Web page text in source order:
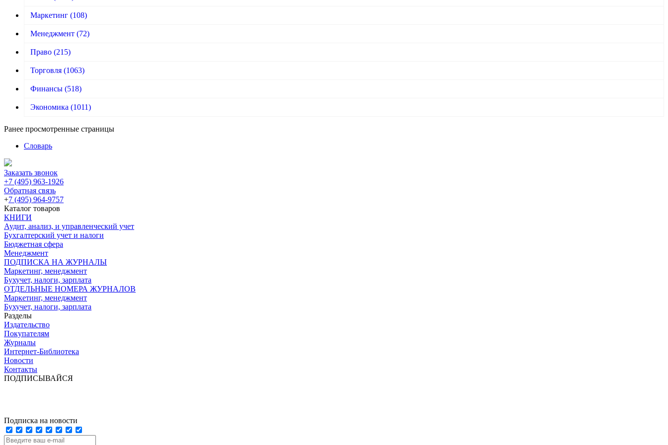
Маркетинг (108)
Менеджмент (72)
Право (215)
Торговля (1063)
Финансы (518)
Экономика (1011)
Ранее просмотренные страницы
Словарь
Заказать звонок
+7 (495) 963-1926
Обратная связь
+7 (495) 964-9757
Каталог товаров
КНИГИ
Аудит, анализ, и управленческий учет
Бухгалтерский учет и налоги
Бюджетная сфера
Менеджмент
ПОДПИСКА НА ЖУРНАЛЫ
Маркетинг, менеджмент
Бухучет, налоги, зарплата
ОТДЕЛЬНЫЕ НОМЕРА ЖУРНАЛОВ
Маркетинг, менеджмент
Бухучет, налоги, зарплата
Разделы
Издательство
Покупателям
Журналы
Интернет-Библиотека
Новости
Контакты
ПОДПИСЫВАЙСЯ
Подписка на новости